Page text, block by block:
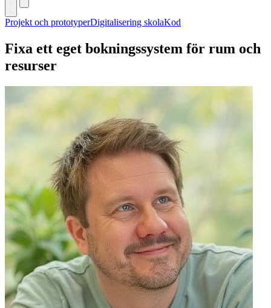
Projekt och prototyperDigitalisering skolaKod
Fixa ett eget bokningssystem för rum och
resurser